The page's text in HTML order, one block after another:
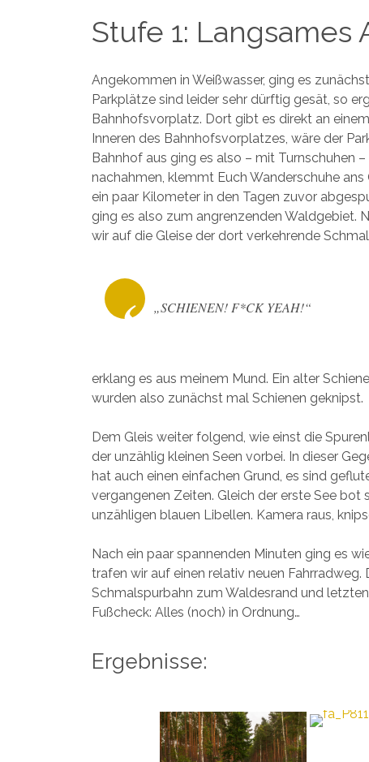
Stufe 1: Langsames
Angekommen in Weißwasser, ging es
Parkplätze sind leider sehr dürftig gesät, so
Bahnhofsvorplatz. Dort gibt es direkt an
Inneren des Bahnhofsvorplatzes, wäre der
Bahnhof aus ging es also – mit Turnschuhen
nachahmen, klemmt Euch Wanderschuhe
ein paar Kilometer in den Tagen zuvor
ging es also zum angrenzenden Waldgebiet.
wir auf die Gleise der dort verkehrende
„SCHIENEN! F*CK YEAH!“
erklang es aus meinem Mund. Ein alter
wurden also zunächst mal Schienen geknipst.
Dem Gleis weiter folgend, wie einst die
der unzählig kleinen Seen vorbei. In dieser
hat auch einen einfachen Grund, es sind
vergangenen Zeiten. Gleich der erste See
unzähligen blauen Libellen. Kamera raus,
Nach ein paar spannenden Minuten ging es
trafen wir auf einen relativ neuen
Schmalspurbahn zum Waldesrand und
Fußcheck: Alles (noch) in Ordnung…
Ergebnisse: